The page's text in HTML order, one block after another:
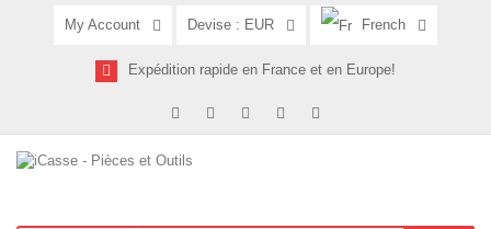
My Account Devise : EUR French
Expédition rapide en France et en Europe!